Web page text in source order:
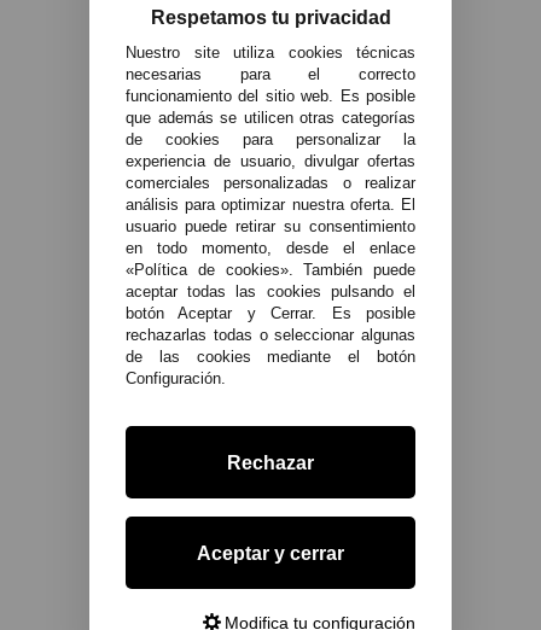
Respetamos tu privacidad
Nuestro site utiliza cookies técnicas
necesarias para el correcto
funcionamiento del sitio web. Es posible
que además se utilicen otras categorías
de cookies para personalizar la
experiencia de usuario, divulgar ofertas
comerciales personalizadas o realizar
análisis para optimizar nuestra oferta. El
usuario puede retirar su consentimiento
en todo momento, desde el enlace
«Política de cookies». También puede
aceptar todas las cookies pulsando el
botón Aceptar y Cerrar. Es posible
rechazarlas todas o seleccionar algunas
de las cookies mediante el botón
Configuración.
Rechazar
Aceptar y cerrar
Modifica tu configuración